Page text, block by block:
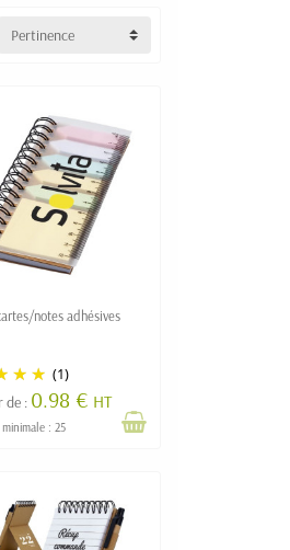
Pertinence
notes adhésives
(1)
de : 0.98 € HT
: 25